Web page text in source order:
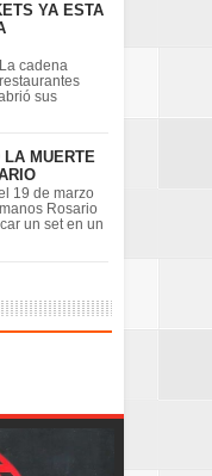
YA ESTA
cadena
sus
LA MUERTE
19 de marzo
Rosario
un set en un